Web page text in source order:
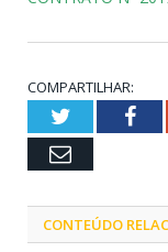
COMPARTILHAR:
Twitter
Email
CONTEÚDO